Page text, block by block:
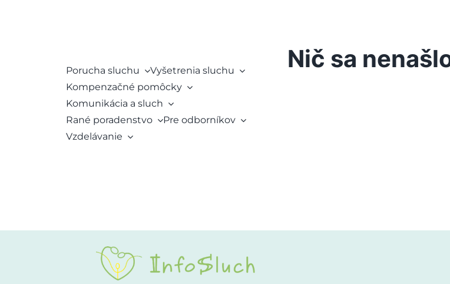
Porucha sluchu
Vyšetrenia sluchu
Kompenzačné pomôcky
Komunikácia a sluch
Rané poradenstvo
Pre odborníkov
Vzdelávanie
Nič sa